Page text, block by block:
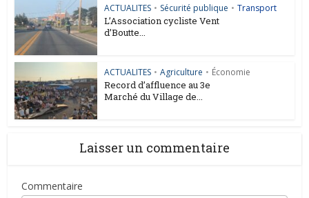
ACTUALITES • Sécurité publique • Transport
L’Association cycliste Vent
d’Boutte...
ACTUALITES • Agriculture • Économie
Record d’affluence au 3e
Marché du Village de...
Laisser un commentaire
Commentaire